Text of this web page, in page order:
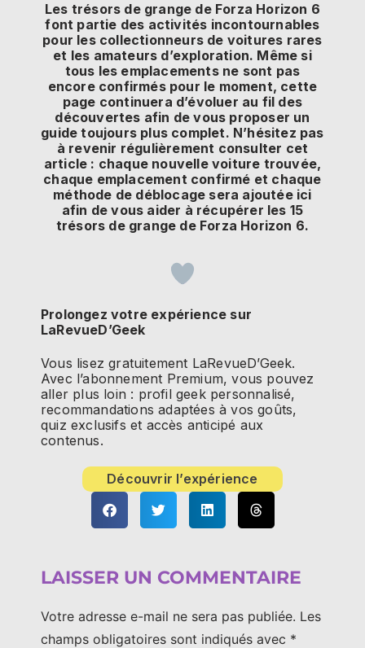
Les trésors de grange de Forza Horizon 6
font partie des activités incontournables
pour les collectionneurs de voitures rares
et les amateurs d’exploration. Même si
tous les emplacements ne sont pas
encore confirmés pour le moment, cette
page continuera d’évoluer au fil des
découvertes afin de vous proposer un
guide toujours plus complet. N’hésitez pas
à revenir régulièrement consulter cet
article : chaque nouvelle voiture trouvée,
chaque emplacement confirmé et chaque
méthode de déblocage sera ajoutée ici
afin de vous aider à récupérer les 15
trésors de grange de Forza Horizon 6.
Prolongez votre expérience sur
LaRevueD’Geek
Vous lisez gratuitement LaRevueD’Geek.
Avec l’abonnement Premium, vous pouvez
aller plus loin : profil geek personnalisé,
recommandations adaptées à vos goûts,
quiz exclusifs et accès anticipé aux
contenus.
Découvrir l’expérience
LAISSER UN COMMENTAIRE
Votre adresse e-mail ne sera pas publiée. Les
champs obligatoires sont indiqués avec *